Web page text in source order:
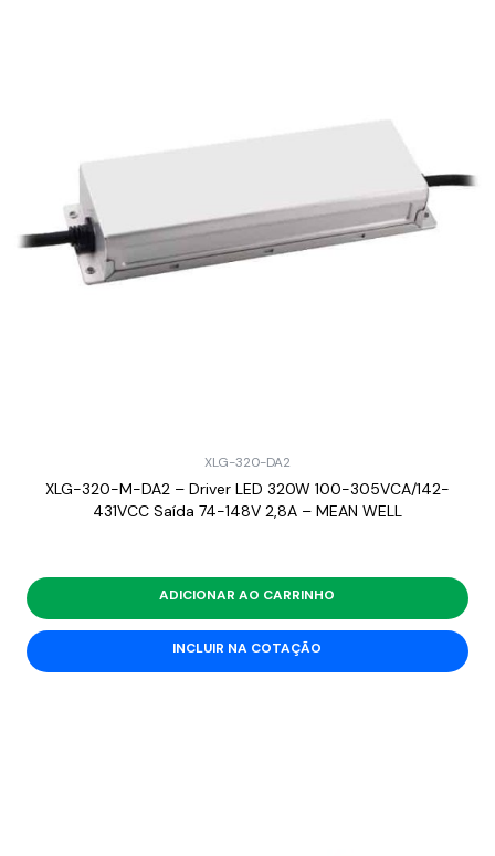
XLG-320-DA2
XLG-320-M-DA2 – Driver LED 320W 100-305VCA/142-
431VCC Saída 74-148V 2,8A – MEAN WELL
ADICIONAR AO CARRINHO
INCLUIR NA COTAÇÃO